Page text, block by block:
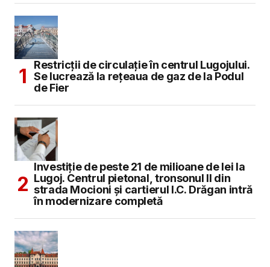
Restricții de circulație în centrul Lugojului.
Se lucrează la rețeaua de gaz de la Podul
de Fier
Investiție de peste 21 de milioane de lei la
Lugoj. Centrul pietonal, tronsonul II din
strada Mocioni și cartierul I.C. Drăgan intră
în modernizare completă